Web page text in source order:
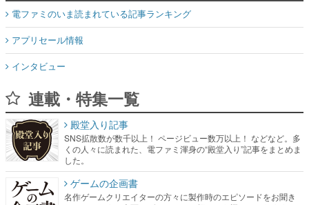
インタビュー
連載・特集一覧
くの人々に読まれた、電ファミ渾身の“殿堂入り”記事をまとめま
した。
ゲームの企画書
名作ゲームクリエイターの方々に製作時のエピソードをお聞き
し、ヒットする企画（ゲーム）とは何か？を探っていきます。
赫本
この物語を解いてはいけない。『赫本』は、〈試験問題〉の形